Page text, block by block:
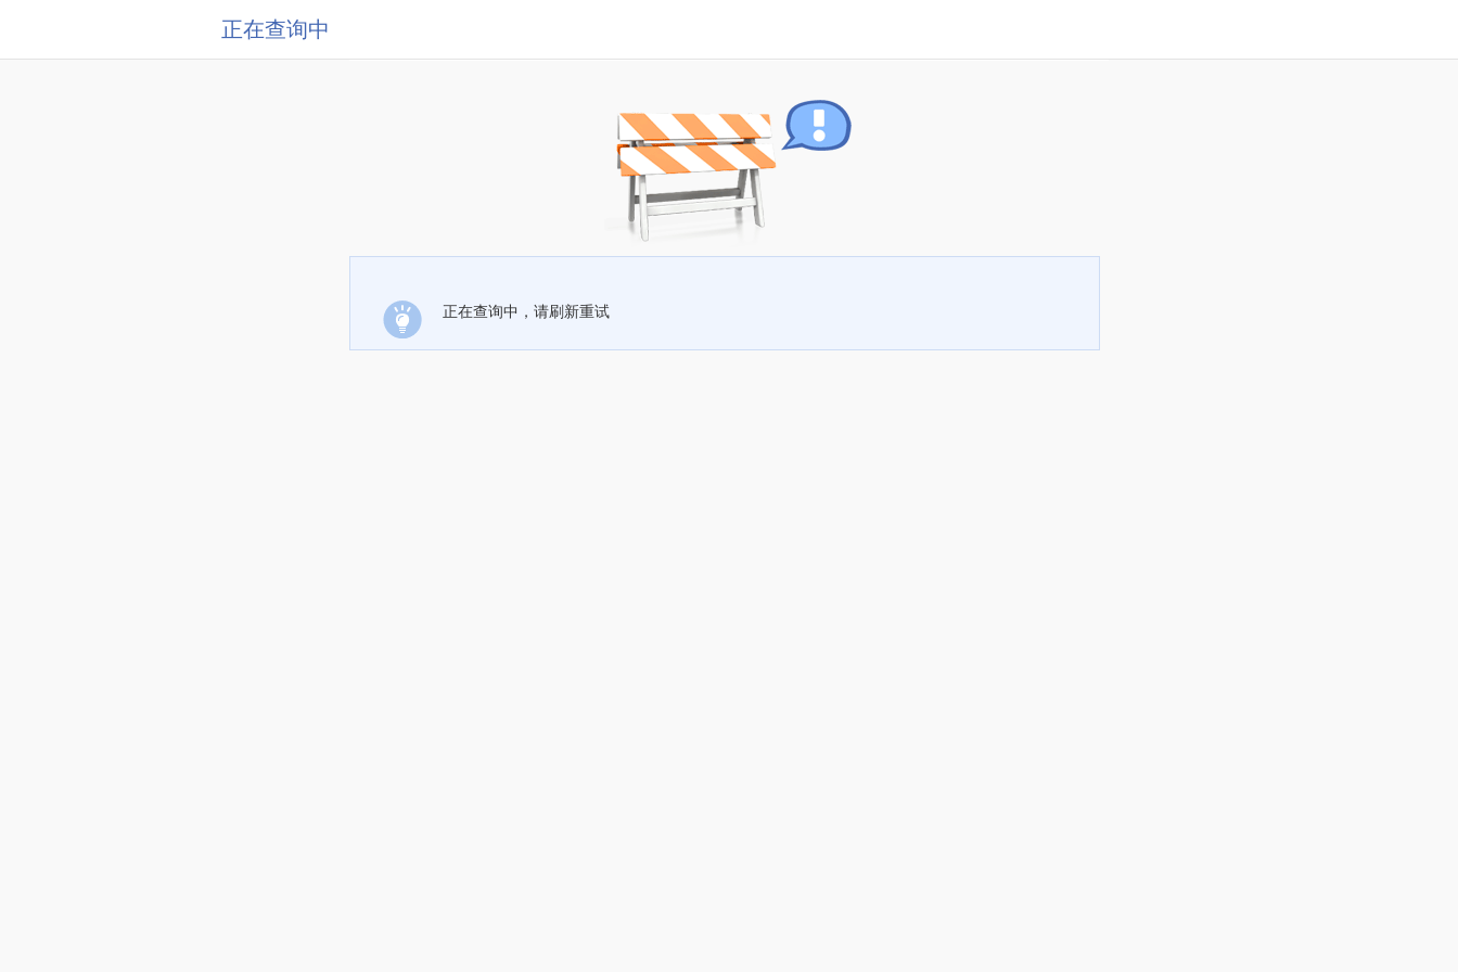
正在查询中
正在查询中，请刷新重试